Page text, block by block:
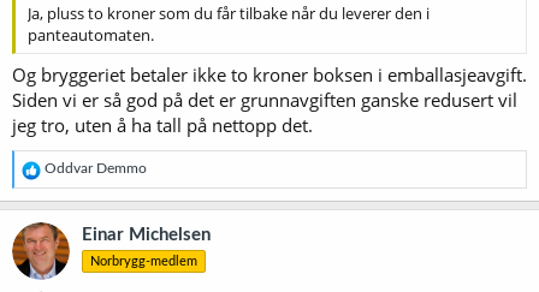
Ja, pluss to kroner som du får tilbake når du leverer den i
panteautomaten.
Og bryggeriet betaler ikke to kroner boksen i emballasjeavgift.
Siden vi er så god på det er grunnavgiften ganske redusert vil
jeg tro, uten å ha tall på nettopp det.
R
e
a
k
s
j
o
Oddvar Demmo
Einar Michelsen
Norbrygg-medlem